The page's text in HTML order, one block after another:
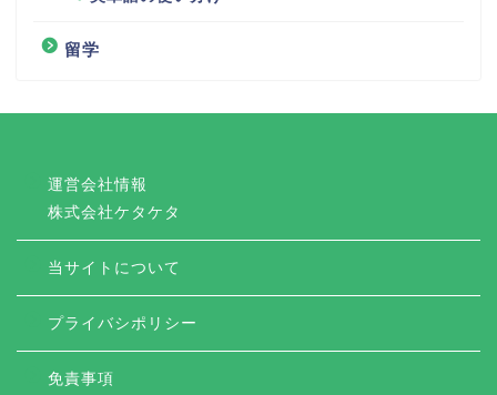
留学
運営会社情報
株式会社ケタケタ
当サイトについて
プライバシポリシー
免責事項